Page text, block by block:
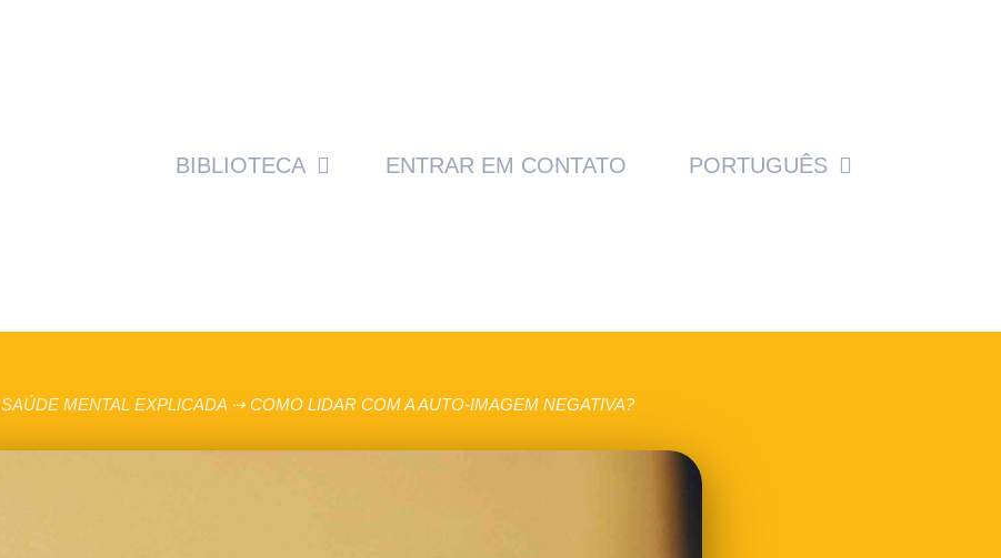
BIBLIOTECA ENTRAR EM CONTATO PORTUGUÊS
SAÚDE MENTAL EXPLICADA⇢ COMO LIDAR COM A AUTO-IMAGEM NEGATIVA?